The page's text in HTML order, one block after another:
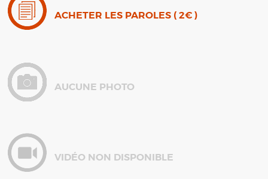
ACHETER LES PAROLES ( 2€ )
AUCUNE PHOTO
VIDÉO NON DISPONIBLE